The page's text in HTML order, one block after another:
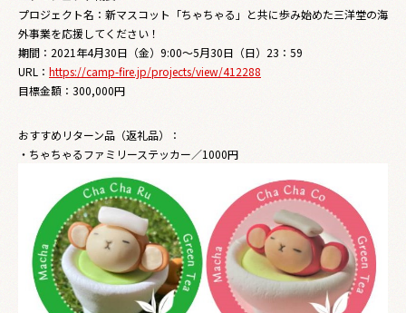
プロジェクト名：新マスコット「ちゃちゃる」と共に歩み始めた三洋堂の海
外事業を応援してください！
期間：2021年4月30日（金）9:00～5月30日（日）23：59
URL： https://camp-fire.jp/projects/view/412288
目標金額：300,000円
おすすめリターン品（返礼品）：
・ちゃちゃるファミリーステッカー／1000円